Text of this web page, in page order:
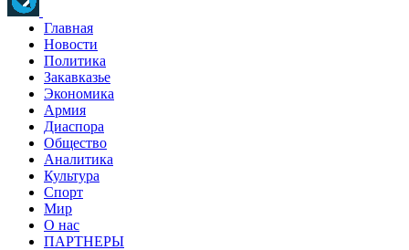
Главная
Новости
Политика
Закавказье
Экономика
Армия
Диаспора
Общество
Аналитика
Культура
Спорт
Мир
О нас
ПАРТНЕРЫ